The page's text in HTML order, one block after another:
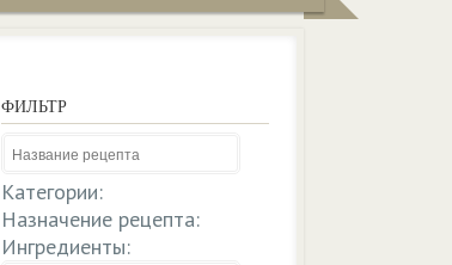
ФИЛЬТР
Категории:
Назначение рецепта:
Ингредиенты: